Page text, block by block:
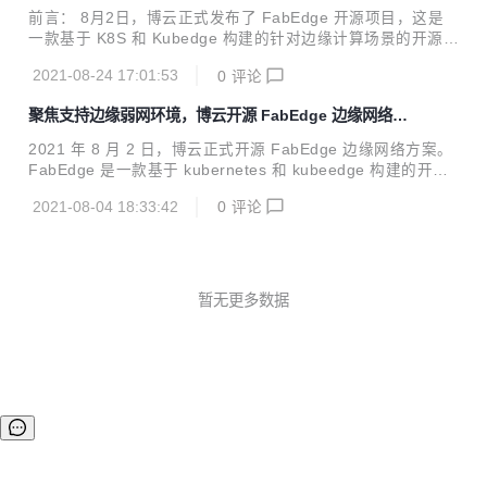
KubeEdge 集群。但是 K8S + KubeEdge 的部署比较复杂，
导致使用 FabEdge 的门槛过高。我们推出一键部署 K8S + K
ubeEdge 的功能，方便用户快速上手。 自...
前言： 8月2日，博云正式发布了 FabEdge 开源项目，这是
一款基于 K8S 和 Kubedge 构建的针对边缘计算场景的开源网
FabEdge 提出了很多宝贵的建议。同时，我们注意到用户在
s + Kubedge 集群，而无法体验 FabEdge 的挑战。 因此，
针对这一问题，FabEdge 团队推出了一键部署K8S 和 Kubed
ge 的功能，本期文章将介绍使用该功能快速部署集群，从而
极速上手体验 FabEdge 项目。 快速部署K8S集群 安装条件
遵循 ...
2021-08-24 17:01:53 0 评论
聚焦支持边缘弱网环境，博云开源 FabEdge 边缘网络方
案
2021 年 8 月 2 日，博云正式开源 FabEdge 边缘网络方案。
FabEdge 是一款基于 kubernetes 和 kubeedge 构建的开源
络割裂互不通信、缺少服务发现、缺少拓扑感知能力、无法提
开源，项目地址为：https://github.com/FabEdge/fabedge。
2021-08-04 18:33:42 0 评论
暂无更多数据